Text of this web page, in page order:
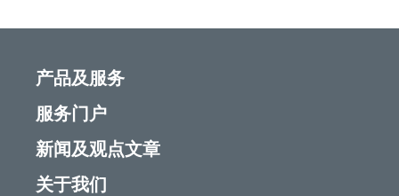
产品及服务
服务门户
新闻及观点文章
关于我们